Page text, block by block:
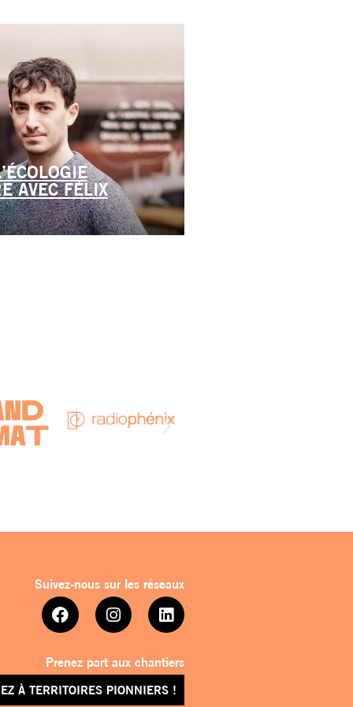
AVEC FÉLIX
Suivez-nous sur les réseaux
Prenez part aux chantiers
À TERRITOIRES PIONNIERS !